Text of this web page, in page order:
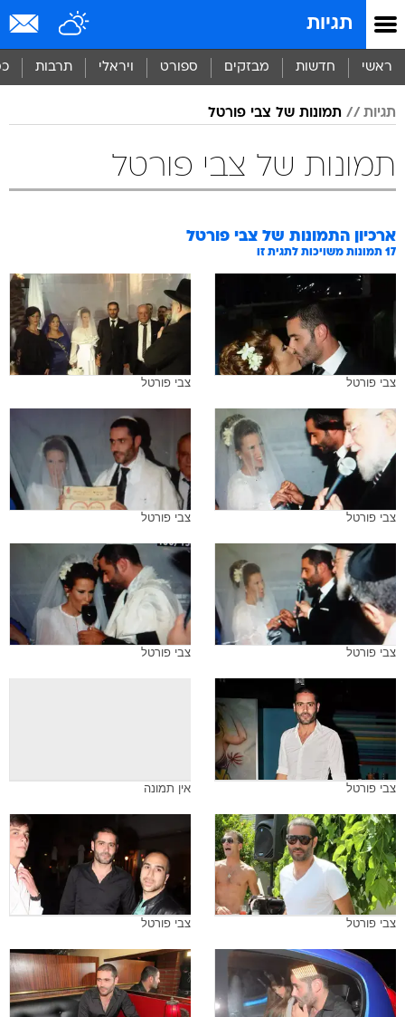
תגיות
ראשי חדשות מבזקים ספורט ויראלי תרבות
תגיות תמונות של צבי פורטל
תמונות של צבי פורטל
ארכיון התמונות של צבי פורטל
17 תמונות משויכות לתגית זו
צבי פורטל צבי פורטל
צבי פורטל צבי פורטל
צבי פורטל צבי פורטל
צבי פורטל אין תמונה
צבי פורטל צבי פורטל